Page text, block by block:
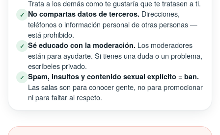
Trata a los demás como te gustaría que te tratasen a ti.
✓ No compartas datos de terceros. Direcciones,
teléfonos o información personal de otras personas —
está prohibido.
✓ Sé educado con la moderación. Los moderadores
están para ayudarte. Si tienes una duda o un problema,
escríbeles privado.
✓ Spam, insultos y contenido sexual explícito = ban.
Las salas son para conocer gente, no para promocionar
ni para faltar al respeto.